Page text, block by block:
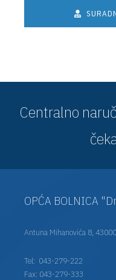
Centralno
OPĆA BOLNICA
Antuna Mihanovića 8,
Tel: 043-279-222
Fax: 043-279-333